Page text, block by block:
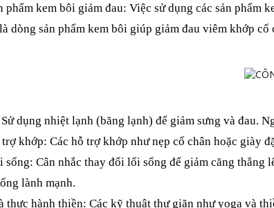
phẩm kem bôi giảm đau: Việc sử dụng các sản
dòng sản phẩm kem bôi giúp giảm đau viêm khớp
dụng nhiệt lạnh (băng lạnh) để giảm sưng và đau.
trợ khớp: Các hỗ trợ khớp như nẹp cổ chân hoặc giày
sống: Cân nhắc thay đổi lối sống để giảm căng thẳng
lành mạnh.
thực hành thiền: Các kỹ thuật thư giãn như yoga và